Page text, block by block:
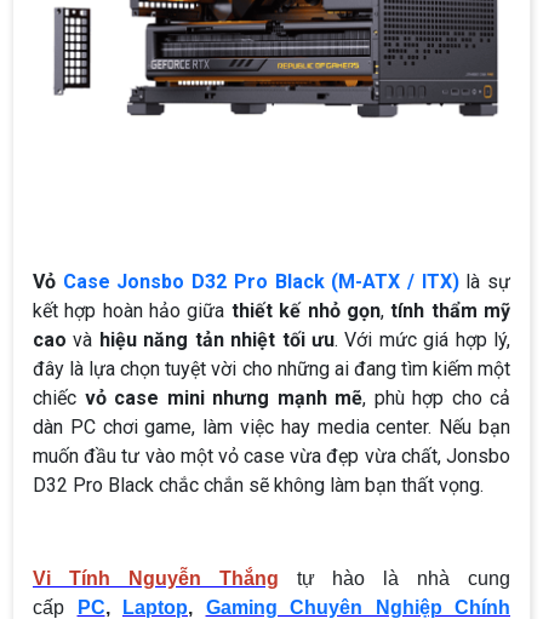
Vỏ Case Jonsbo D32 Pro Black (M-ATX / ITX) là sự
kết hợp hoàn hảo giữa thiết kế nhỏ gọn,tính thẩm mỹ
cao và hiệu năng tản nhiệt tối ưu. Với mức giá hợp lý,
đây là lựa chọn tuyệt vời cho những ai đang tìm kiếm một
chiếc vỏ case mini nhưng mạnh mẽ, phù hợp cho cả
dàn PC chơi game, làm việc hay media center. Nếu bạn
muốn đầu tư vào một vỏ case vừa đẹp vừa chất, Jonsbo
D32 Pro Black chắc chắn sẽ không làm bạn thất vọng.
Vi Tính Nguyễn Thắng tự hào là nhà cung
cấp
PC, Laptop, Gaming Chuyên Nghiệp Chính